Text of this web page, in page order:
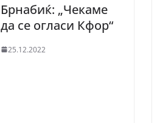
Брнабиќ: „Чекаме
да се огласи Кфор“
25.12.2022